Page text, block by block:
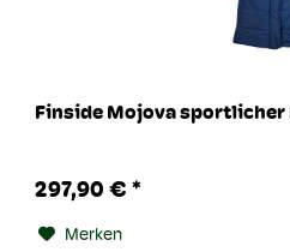
Finside Mojova sportlicher
297,90 € *
Merken